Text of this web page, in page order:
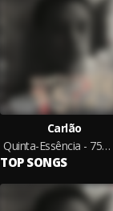
Carlão
Quinta-Essência - 75/25
TOP SONGS